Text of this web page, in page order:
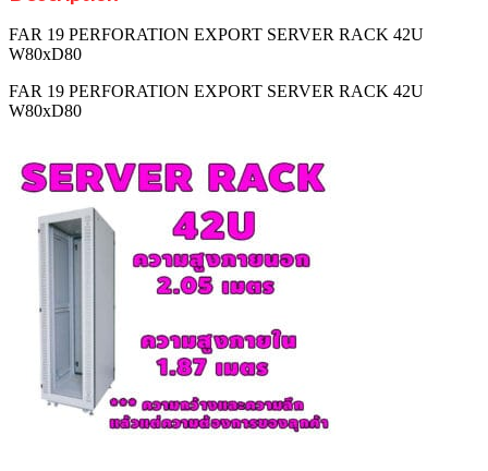
FAR 19 PERFORATION EXPORT SERVER RACK 42U
W80xD80
FAR 19 PERFORATION EXPORT SERVER RACK 42U
W80xD80